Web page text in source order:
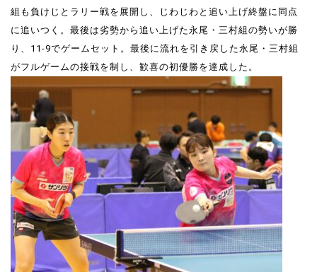
組も負けじとラリー戦を展開し、じわじわと追い上げ終盤に同点
に追いつく。最後は劣勢から追い上げた永尾・三村組の勢いが勝
り、11-9でゲームセット。最後に流れを引き戻した永尾・三村組
がフルゲームの接戦を制し、歓喜の初優勝を達成した。